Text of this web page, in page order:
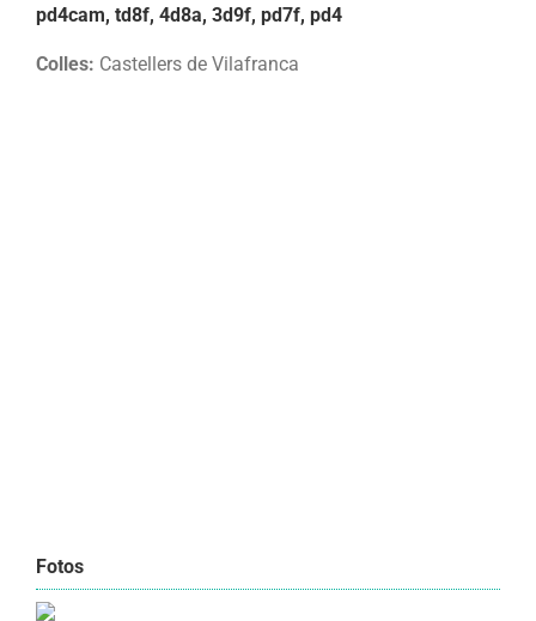
pd4cam, td8f, 4d8a, 3d9f, pd7f, pd4
Colles: Castellers de Vilafranca
Fotos